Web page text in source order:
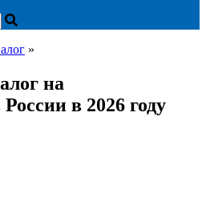
»
на
в 2026 году